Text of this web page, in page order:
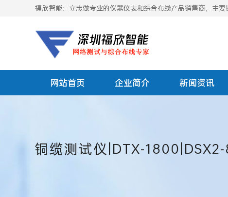
福欣智能：立志做专业的仪器仪表和综合布线产品销售商，主要
网站首页 企业简介 新闻资讯
铜缆测试仪|DTX-